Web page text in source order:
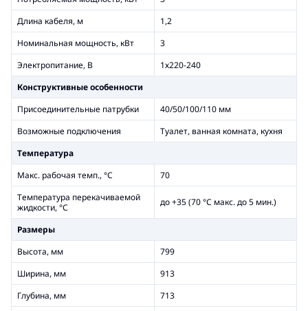
Длина кабеля, м
1,2
Номинальная мощность, кВт
3
Электропитание, В
1х220-240
Конструктивные особенности
Присоединительные патрубки
40/50/100/110 мм
Возможные подключения
Туалет, ванная комната, кухня
Температура
Макс. рабочая темп., °С
70
Температура перекачиваемой
жидкости, °С
до +35 (70 °С макс. до 5 мин.)
Размеры
Высота, мм
799
Ширина, мм
913
Глубина, мм
713